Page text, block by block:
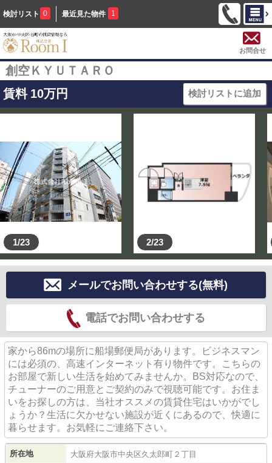
検討リスト 0 最近見た物件 1
お問合せ
創空ＫＹＵＴＡＲＯ
賃料 10万円 検討リストに追加
1/23 2/23
メールでお問い合わせする(無料)
電話でお問い合わせする
家から86mの場所に船場郵便局があります。ビジネスマン
には必須の、高速インターネット有り物件です。こちらの
お部屋で新しい生活を始めてみませんか。BS対応なので、
チューナーのご用意とご契約のみで視聴可能です。お住ま
いをお探しの方は、当社オススメの賃貸住宅はいかがでし
ょうか？生活に欠かせない施設が近くにあるので、快適に
暮らせます。お気軽にご連絡下さい。
所在地 大阪府大阪市中央区久太郎町 ２丁目